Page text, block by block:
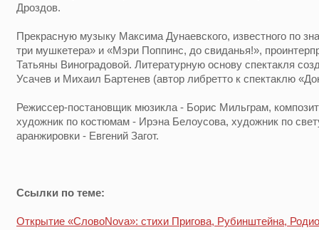
Дроздов.
Прекрасную музыку Максима Дунаевского, известного по
три мушкетера» и «Мэри Поппинс, до свиданья!»,
Татьяны Виноградовой. Литературную основу спектакля
Усачев и Михаил Бартенев (автор либретто к спектаклю
Режиссер-постановщик мюзикла - Борис Мильграм,
художник по костюмам - Ирэна Белоусова, художник по
аранжировки - Евгений Загот.
Ссылки по теме:
Открытие «СловоNova»: стихи Пригова, Рубинштейна,